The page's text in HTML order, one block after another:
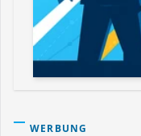
WERBUNG